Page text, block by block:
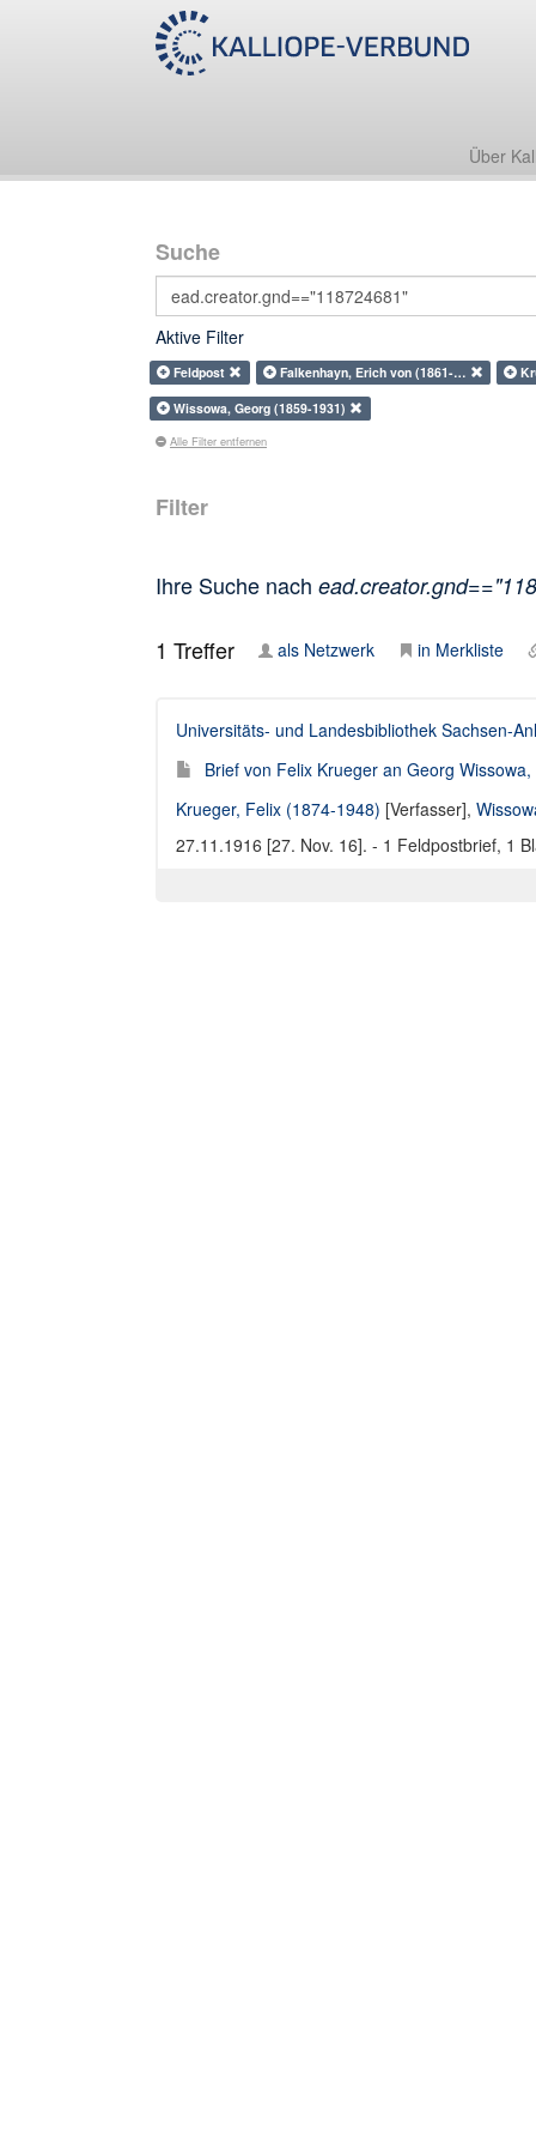
Über
Suche
Aktive Filter
Feldpost Falkenhayn, Erich von (1861-…
Wissowa, Georg (1859-1931)
Alle Filter entfernen
Filter
Ihre Suche nach
1 Treffer als Netzwerk in Merkliste
Universitäts- und Landesbibliothek Sachsen-
Brief von Felix Krueger an Georg
Krueger, Felix (1874-1948) [Verfasser],
27.11.1916 [27. Nov. 16]. - 1 Feldpostbrief, 1